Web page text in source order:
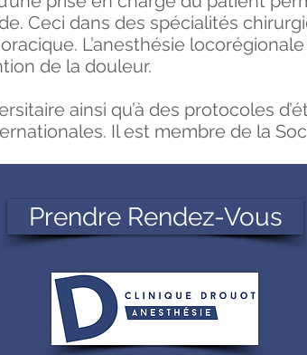
Ceci dans des spécialités
L’anesthésie
de la douleur.
ainsi qu’à des protocoles
Il est membre de la
Prendre Rendez-Vous